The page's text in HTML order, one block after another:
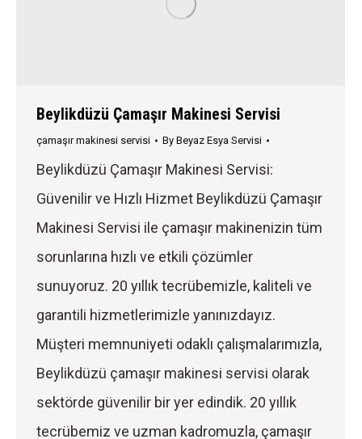
Beylikdüzü Çamaşır Makinesi Servisi
çamaşır makinesi servisi By Beyaz Esya Servisi
Beylikdüzü Çamaşır Makinesi Servisi:
Güvenilir ve Hızlı Hizmet Beylikdüzü Çamaşır
Makinesi Servisi ile çamaşır makinenizin tüm
sorunlarına hızlı ve etkili çözümler
sunuyoruz. 20 yıllık tecrübemizle, kaliteli ve
garantili hizmetlerimizle yanınızdayız.
Müşteri memnuniyeti odaklı çalışmalarımızla,
Beylikdüzü çamaşır makinesi servisi olarak
sektörde güvenilir bir yer edindik. 20 yıllık
tecrübemiz ve uzman kadromuzla, çamaşır